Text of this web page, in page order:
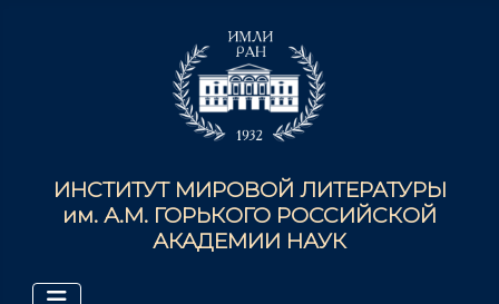
ИНСТИТУТ МИРОВОЙ ЛИТЕРАТУРЫ
им. А.М. ГОРЬКОГО РОССИЙСКОЙ
АКАДЕМИИ НАУК